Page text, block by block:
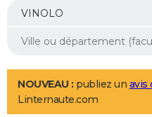
Mobiles
Meilleur smartphone
Internet
Ordinateurs
Jeux vidéo
Guide high-tech
Aménagement intérieur
LIFESTYLE
Art de vivre
Bien-être
Loisirs
Mode
Modes de vie
NOUVEAU : publiez un avis
Linternaute.com